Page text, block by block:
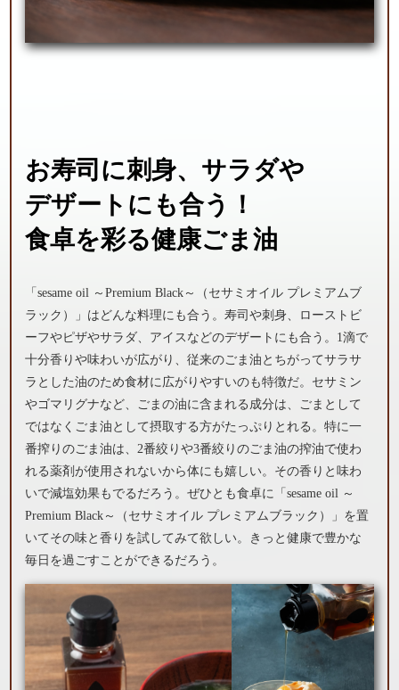
お寿司に刺身、 サラダや
デザート にも合う！
食卓を彩る健康ごま油
「sesame oil ～Premium Black～（セサミオイル プレミアムブ
ラック）」はどんな料理にも合う。寿司や刺身、ローストビ
ーフやピザやサラダ、アイスなどのデザートにも合う。1滴で
十分香りや味わいが広がり、従来のごま油とちがってサラサ
ラとした油のため食材に広がりやすいのも特徴だ。セサミン
やゴマリグナなど、ごまの油に含まれる成分は、ごまとして
ではなくごま油として摂取する方がたっぷりとれる。特に一
番搾りのごま油は、2番絞りや3番絞りのごま油の搾油で使わ
れる薬剤が使用されないから体にも嬉しい。その香りと味わ
いで減塩効果もでるだろう。ぜひとも食卓に「sesame oil ～
Premium Black～（セサミオイル プレミアムブラック）」を置
いてその味と香りを試してみて欲しい。きっと健康で豊かな
毎日を過ごすことができるだろう。